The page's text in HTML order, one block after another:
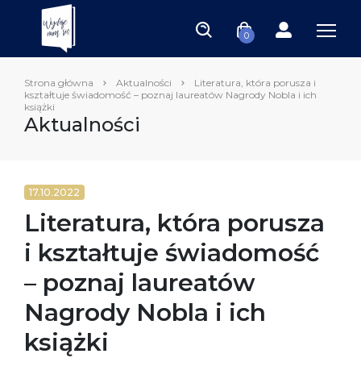
0
Strona główna Aktualności
Literatura, która porusza i
kształtuje świadomość – poznaj laureatów Nagrody Nobla i ich
książki
Aktualności
17.10.2022
Literatura, która porusza
i kształtuje świadomość
– poznaj laureatów
Nagrody Nobla i ich
książki